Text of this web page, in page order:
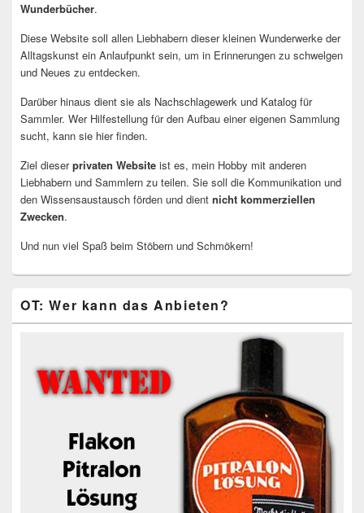
Wunderbücher.
Diese Website soll allen Liebhabern dieser kleinen Wunderwerke der
Alltagskunst ein Anlaufpunkt sein, um in Erinnerungen zu schwelgen
und Neues zu entdecken.
Darüber hinaus dient sie als Nachschlagewerk und Katalog für
Sammler. Wer Hilfestellung für den Aufbau einer eigenen Sammlung
sucht, kann sie hier finden.
Ziel dieserprivaten Website ist es, mein Hobby mit anderen
Liebhabern und Sammlern zu teilen. Sie soll die Kommunikation und
den Wissensaustausch förden und dient nicht kommerziellen
Zwecken.
Und nun viel Spaß beim Stöbern und Schmökern!
OT: Wer kann das Anbieten?